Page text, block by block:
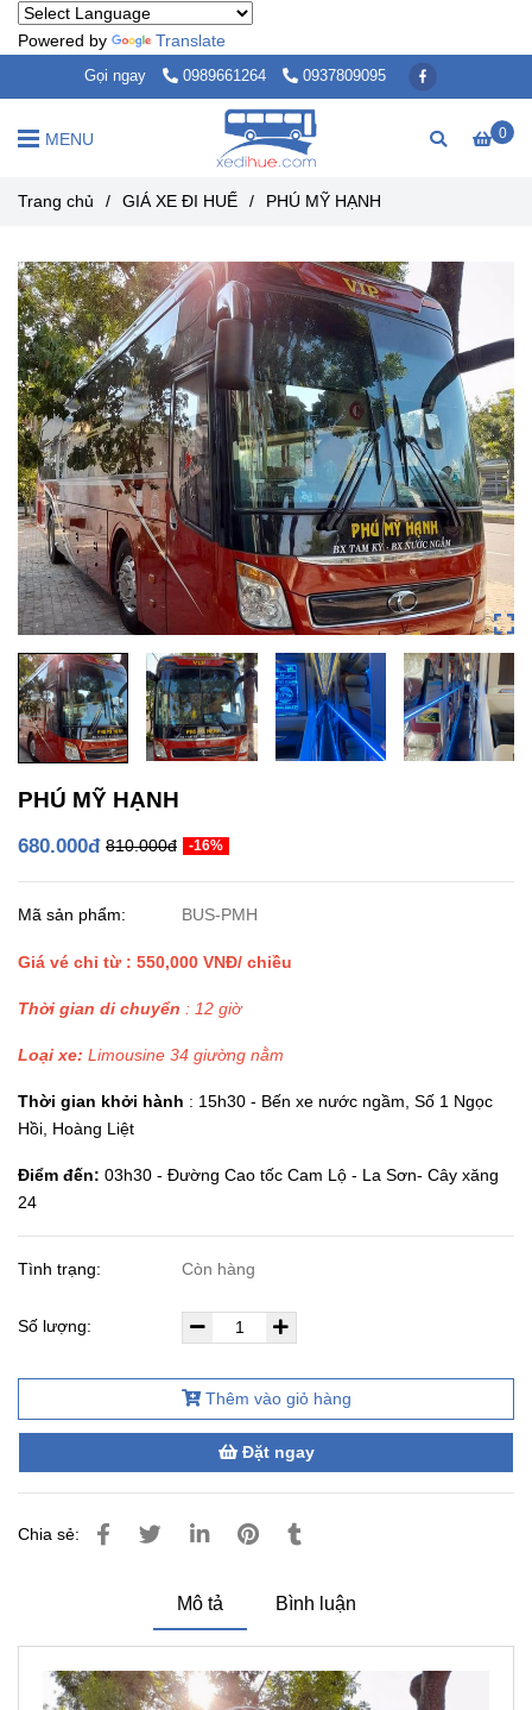
Powered by Translate
Gọi ngay 0989661264 0937809095
0
MENU
Trang chủ / GIÁ XE ĐI HUẾ / PHÚ MỸ HẠNH
PHÚ MỸ HẠNH
680.000đ 810.000đ -16%
Mã sản phẩm: BUS-PMH
Giá vé chỉ từ : 550,000 VNĐ/ chiều
Thời gian di chuyển : 12 giờ
Loại xe: Limousine 34 giường nằm
Thời gian khởi hành : 15h30 - Bến xe nước ngầm, Số 1 Ngọc
Hồi, Hoàng Liệt
Điểm đến: 03h30 - Đường Cao tốc Cam Lộ - La Sơn- Cây xăng
24
Tình trạng: Còn hàng
Số lượng:
Thêm vào giỏ hàng
Đặt ngay
Chia sẻ:
Mô tả Bình luận